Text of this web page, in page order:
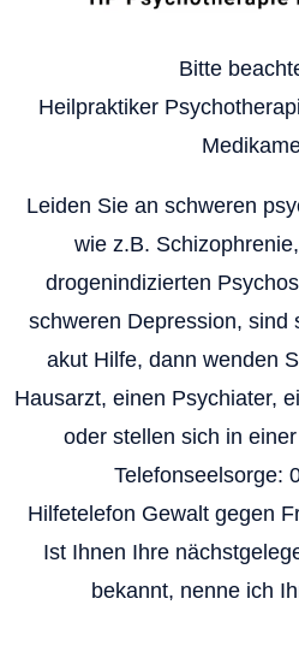
Bitte
Heilpraktiker
Leiden Sie an schweren
wie z.B.
drogenindizierten
schweren Depression, sind
akut Hilfe, dann wenden
Hausarzt, einen Psychiater,
oder stellen sich in
Telefonseelsorge:
Hilfetelefon Gewalt gegen
Ist Ihnen Ihre
bekannt, nenne ich